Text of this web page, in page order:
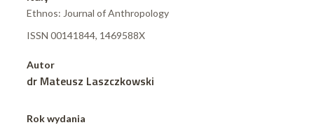
Ethnos: Journal of Anthropology
ISSN 00141844, 1469588X
Autor
dr Mateusz Laszczkowski
Rok wydania